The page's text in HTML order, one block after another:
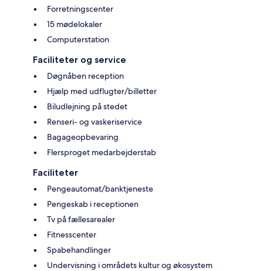
Forretningscenter
15 mødelokaler
Computerstation
Faciliteter og service
Døgnåben reception
Hjælp med udflugter/billetter
Biludlejning på stedet
Renseri- og vaskeriservice
Bagageopbevaring
Flersproget medarbejderstab
Faciliteter
Pengeautomat/banktjeneste
Pengeskab i receptionen
Tv på fællesarealer
Fitnesscenter
Spabehandlinger
Undervisning i områdets kultur og økosystem